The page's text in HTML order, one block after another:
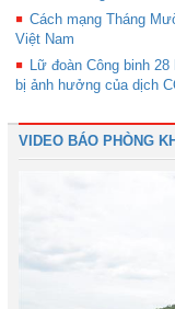
Cách mạng Tháng
Việt Nam
Lữ đoàn Công binh
bị ảnh hưởng của dịch
VIDEO BÁO PHÒNG